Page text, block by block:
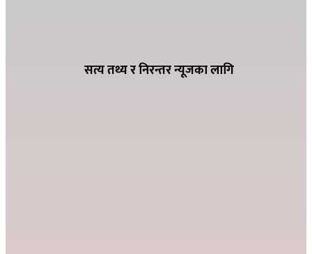
सत्य तथ्य र निरन्तर न्यूजका लागि